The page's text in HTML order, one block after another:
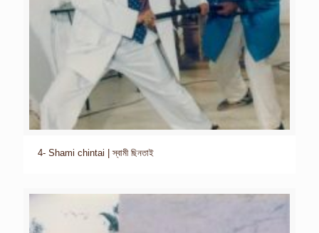
4- Shami chintai | স্বামী ছিনতাই